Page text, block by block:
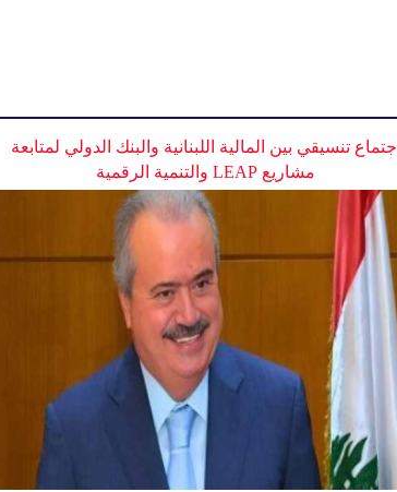
اجتماع تنسيقي بين المالية اللبنانية والبنك الدولي لمتابعة
مشاريع LEAP والتنمية الرقمية